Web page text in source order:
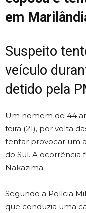
em
Suspeito
veículo
detido pela
Um homem de 44
feira (21), por volta
tentar provocar um
do Sul. A ocorrência
Nakazima.
Segundo a Polícia
que conduzia uma